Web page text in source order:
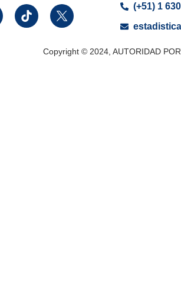
(+51) 1
Copyright © 2024, AUTORIDAD